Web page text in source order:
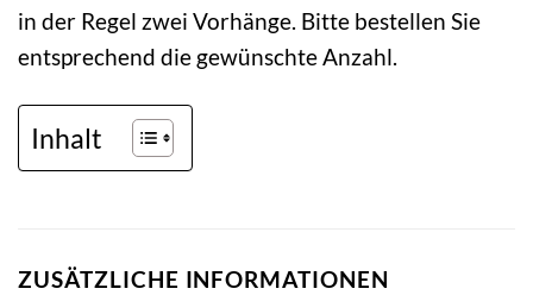
in der Regel zwei Vorhänge. Bitte bestellen Sie
entsprechend die gewünschte Anzahl.
Inhalt
ZUSÄTZLICHE INFORMATIONEN